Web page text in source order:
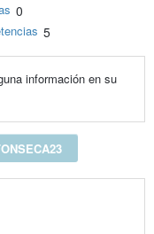
0
5
información en su